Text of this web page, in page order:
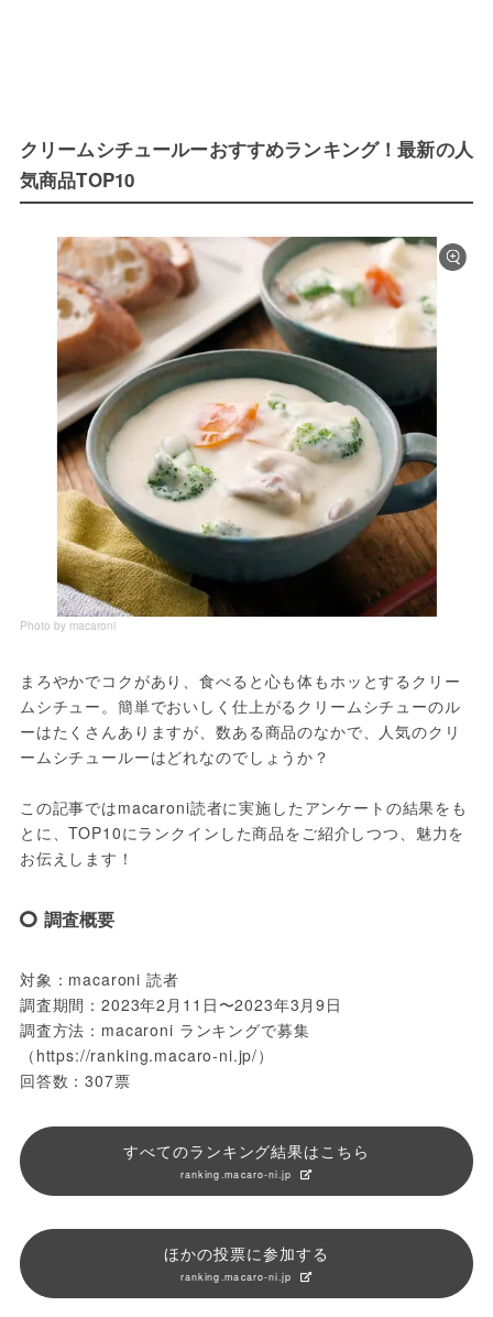
クリームシチュールーおすすめランキング！最新の人
気商品TOP10
Photo by macaroni
まろやかでコクがあり、食べると心も体もホッとするクリー
ムシチュー。簡単でおいしく仕上がるクリームシチューのル
ーはたくさんありますが、数ある商品のなかで、人気のクリ
ームシチュールーはどれなのでしょうか？
この記事ではmacaroni読者に実施したアンケートの結果をも
とに、TOP10にランクインした商品をご紹介しつつ、魅力を
お伝えします！
調査概要
対象：macaroni 読者
調査期間：2023年2月11日〜2023年3月9日
調査方法：macaroni ランキングで募集
（https://ranking.macaro-ni.jp/）
回答数：307票
すべてのランキング結果はこちら
ranking.macaro-ni.jp
ほかの投票に参加する
ranking.macaro-ni.jp